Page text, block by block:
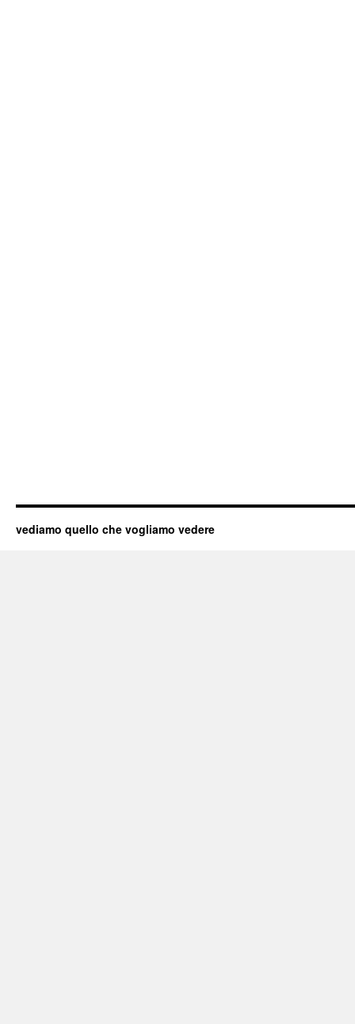
vediamo quello che vogliamo vedere